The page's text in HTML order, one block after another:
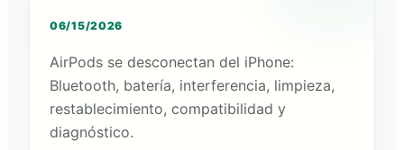
06/15/2026
AirPods se desconectan del iPhone:
Bluetooth, batería, interferencia, limpieza,
restablecimiento, compatibilidad y
diagnóstico.